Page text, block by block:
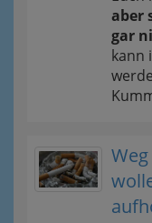
aber
gar
kann